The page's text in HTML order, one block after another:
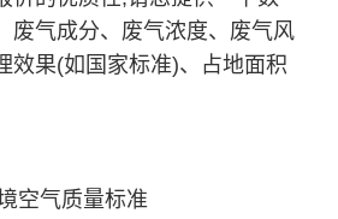
废气成分、废气浓度、废气风
效果(如国家标准)、占地面积
空气质量标准